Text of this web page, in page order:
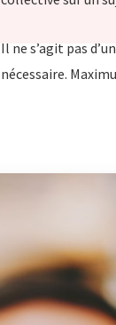
Il ne s’agit pas
nécessaire.